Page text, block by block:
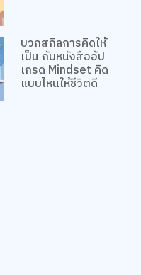
บวกสกิลการคิดให้
เป็น กับหนังสืออัป
เกรด Mindset คิด
แบบไหนให้ชีวิตดี